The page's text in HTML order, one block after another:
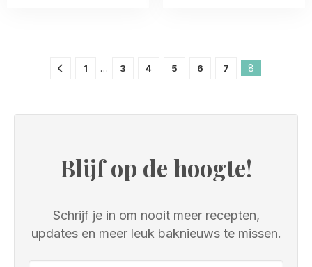
1 … 3 4 5 6 7 8
Blijf op de hoogte!
Schrijf je in om nooit meer recepten,
updates en meer leuk baknieuws te missen.